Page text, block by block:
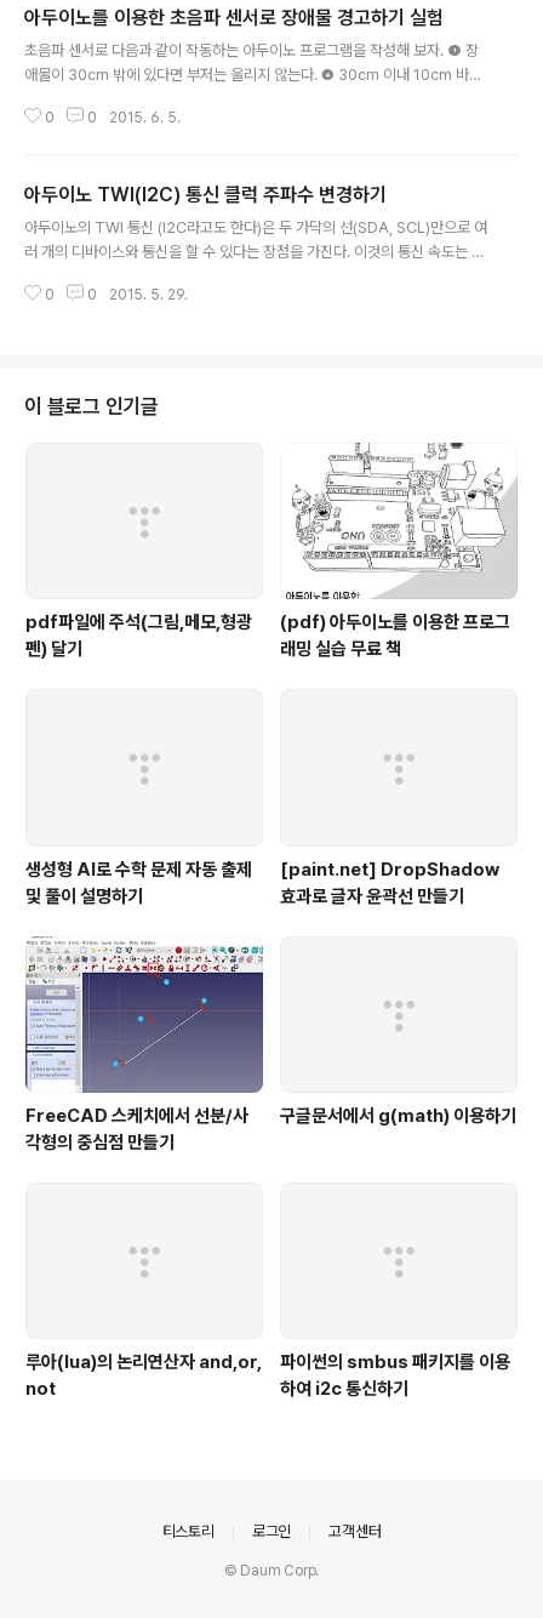
아두이노를 이용한 초음파 센서로 장애물 경고하기 실험
초음파 센서로 다음과 같이 작동하는 아두이노 프로그램을 작성해 보자. ❶ 장
애물이 30cm 밖에 있다면 부저는 울리지 않는다. ❷ 30cm 이내 10cm 바깥
~ 신호를 울린다. 마치 자동차의 후방 경고음과 같이 동작하게끔 하는 것이다.
NSOR 7#define BUZ 11void setup() { Serial.begin(9600); pinMod
e(BUZ, OUTPUT);} void loop() { float fDist = measureDist(); int iT
m..
0 0 2015. 6. 5.
아두이노 TWI(I2C) 통신 클럭 주파수 변경하기
아두이노의 TWI 통신 (I2C라고도 한다)은 두 가닥의 선(SDA, SCL)만으로 여
러 개의 디바이스와 통신을 할 수 있다는 장점을 가진다. 이것의 통신 속도는 마
용되는 표준 주파수는 100kHz 와 400kHz 이다. 단순하게 이론적으로 계산
Hz 의 주파수도 지원을 하며 대부분의 I2C 통신 기기들이 이 주파수를 지원한
다. 그런데 아두이노 API에서는 이 클럭 주파수를 조절하는 함수나..
0 0 2015. 5. 29.
이 블로그 인기글
pdf파일에 주석(그림,메모,형광
펜) 달기
(pdf) 아두이노를 이용한 프로그
래밍 실습 무료 책
생성형 AI로 수학 문제 자동 출제
및 풀이 설명하기
[paint.net] DropShadow
효과로 글자 윤곽선 만들기
FreeCAD 스케치에서 선분/사
각형의 중심점 만들기
구글문서에서 g(math) 이용하기
루아(lua)의 논리연산자 and,or,
not
파이썬의 smbus 패키지를 이용
하여 i2c 통신하기
티스토리 로그인 고객센터
© Daum Corp.